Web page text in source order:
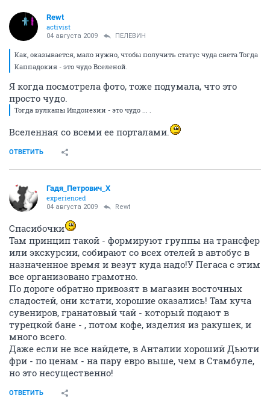
Rewt
activist
04 августа 2009 ПЕЛЕВИН
Как, оказывается, мало нужно, чтобы получить статус чуда света Тогда
Каппадокия - это чудо Вселеной.
Я когда посмотрела фото, тоже подумала, что это
просто чудо.
Тогда вулканы Индонезии - это чудо ... .
Вселенная со всеми ее порталами.
ОТВЕТИТЬ
Гадя_Петрович_Х
experienced
04 августа 2009 Rewt
Спасибочки
Там принцип такой - формируют группы на трансфер
или экскурсии, собирают со всех отелей в автобус в
назначенное время и везут куда надо!У Пегаса с этим
все организовано грамотно.
По дороге обратно привозят в магазин восточных
сладостей, они кстати, хорошие оказались! Там куча
сувениров, гранатовый чай - который подают в
турецкой бане - , потом кофе, изделия из ракушек, и
много всего.
Даже если не все найдете, в Анталии хороший Дьюти
фри - по ценам - на пару евро выше, чем в Стамбуле,
но это несущественно!
ОТВЕТИТЬ